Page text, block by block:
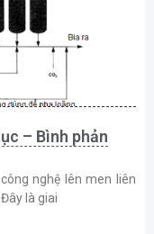
– Bình phản
nghệ lên men liên
là giai